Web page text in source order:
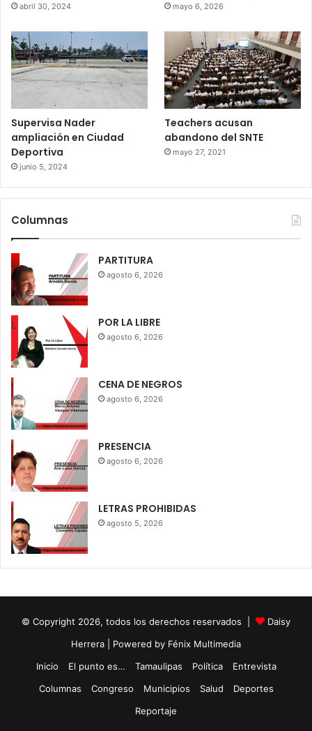
abril 30, 2024 mayo 6, 2026
Supervisa Nader
ampliación en Ciudad
Deportiva
junio 5, 2024
Teachers acusan
abandono del SNTE
mayo 27, 2021
Columnas
PARTITURA
agosto 6, 2026
POR LA LIBRE
agosto 6, 2026
CENA DE NEGROS
agosto 6, 2026
PRESENCIA
agosto 6, 2026
LETRAS PROHIBIDAS
agosto 5, 2026
© Copyright 2026, todos los derechos reservados |
Daisy
Herrera | Powered by Fénix Multimedia
Inicio
El punto es… Tamaulipas Política
Entrevista
Columnas
Congreso Municipios Salud
Deportes
Reportaje